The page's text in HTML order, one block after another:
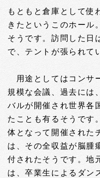
もともと倉庫として使
きたというこのホール
そうです。訪問した日
で、テントが張られて
用途としてはコンサ
規模な会議、過去には
バルが開催され世界各
たことも有るそうです
体となって開催された
は、その全収益が脳腫
付されたそうです。地
は、卒業生によるダン